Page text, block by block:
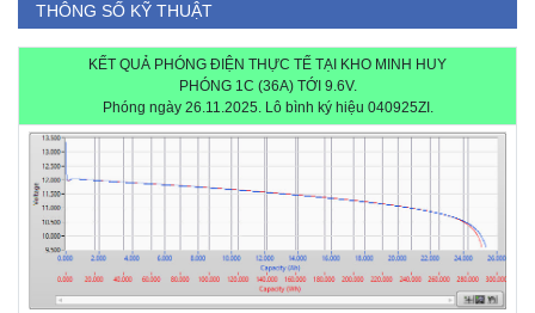
THÔNG SỐ KỸ THUẬT
KẾT QUẢ PHÓNG ĐIỆN THỰC TẾ TẠI KHO MINH HUY
PHÓNG 1C (36A) TỚI 9.6V.
Phóng ngày 26.11.2025. Lô bình ký hiệu 040925ZI.